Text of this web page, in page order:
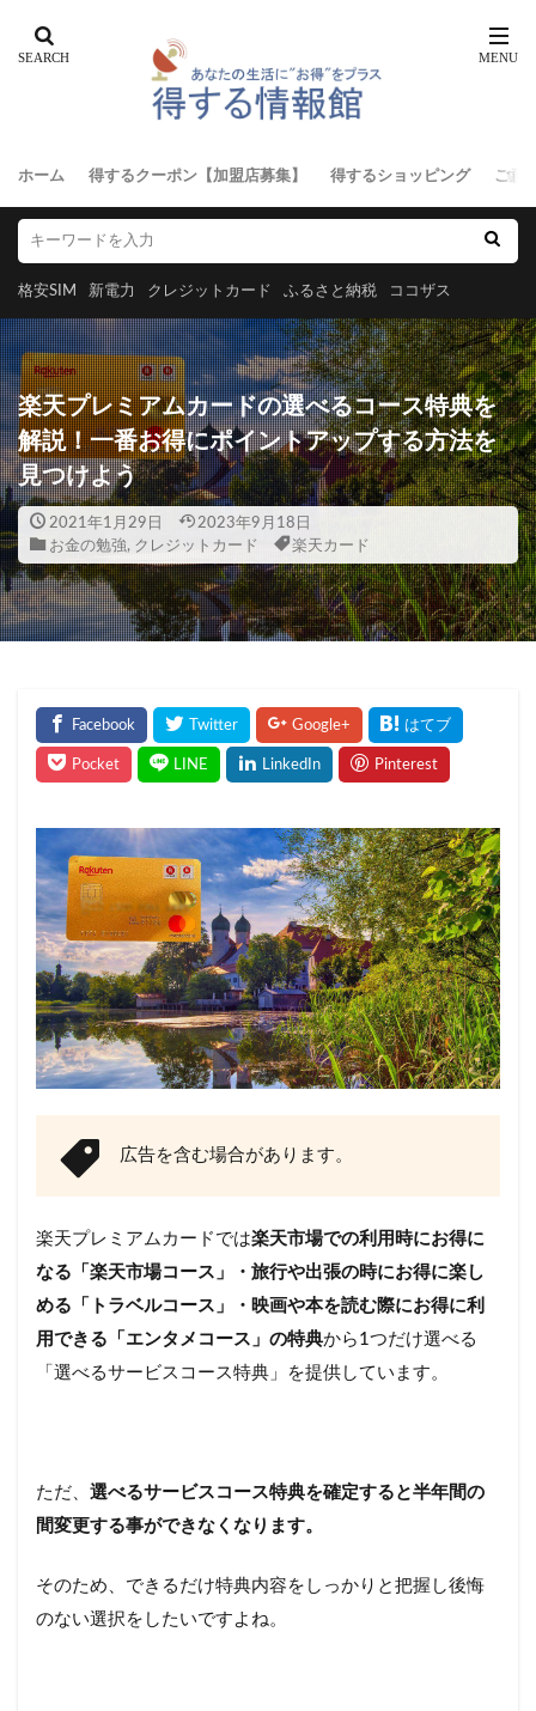
ホーム 得するクーポン【加盟店募集】 得するショッピング ご意
格安SIM 新電力 クレジットカード ふるさと納税 ココザス
楽天プレミアムカードの選べるコース特典を
解説！一番お得にポイントアップする方法を
見つけよう
2021年1月29日
2023年9月18日
お金の勉強, クレジットカード 楽天カード
広告を含む場合があります。
楽天プレミアムカードでは楽天市場での利用時にお得に
なる「楽天市場コース」・旅行や出張の時にお得に楽し
める「トラベルコース」・映画や本を読む際にお得に利
用できる「エンタメコース」の特典から1つだけ選べる
「選べるサービスコース特典」を提供しています。
ただ、 選べるサービスコース特典を確定すると半年間の
間変更する事ができなくなります。
そのため、できるだけ特典内容をしっかりと把握し後悔
のない選択をしたいですよね。